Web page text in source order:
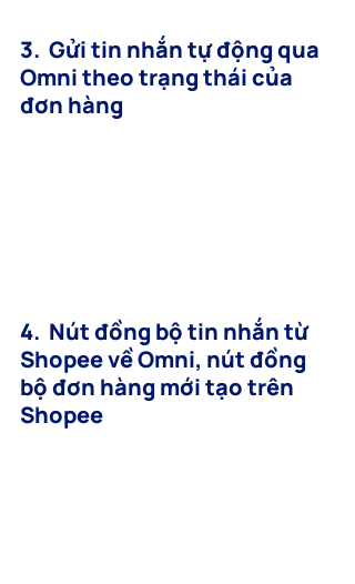
3.  Gửi tin nhắn tự động qua
Omni theo trạng thái của
đơn hàng
4.  Nút đồng bộ tin nhắn từ
Shopee về Omni, nút đồng
bộ đơn hàng mới tạo trên
Shopee